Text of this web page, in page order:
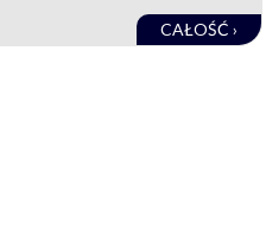
CAŁOŚĆ ›